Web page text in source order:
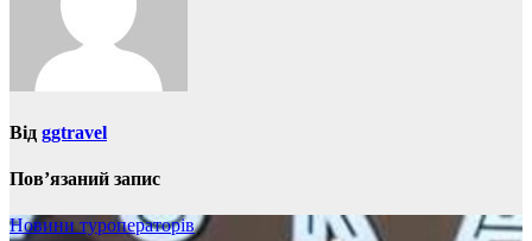
Від ggtravel
Пов’язаний запис
Новини туроператорів